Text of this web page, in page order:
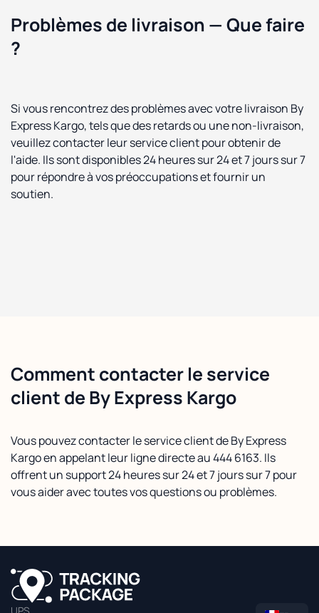
Problèmes de livraison — Que faire
?
Si vous rencontrez des problèmes avec votre livraison By
Express Kargo, tels que des retards ou une non-livraison,
veuillez contacter leur service client pour obtenir de
l'aide. Ils sont disponibles 24 heures sur 24 et 7 jours sur 7
pour répondre à vos préoccupations et fournir un
soutien.
Comment contacter le service
client de By Express Kargo
Vous pouvez contacter le service client de By Express
Kargo en appelant leur ligne directe au 444 6163. Ils
offrent un support 24 heures sur 24 et 7 jours sur 7 pour
vous aider avec toutes vos questions ou problèmes.